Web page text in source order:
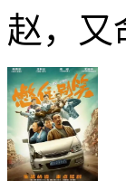
赵，又